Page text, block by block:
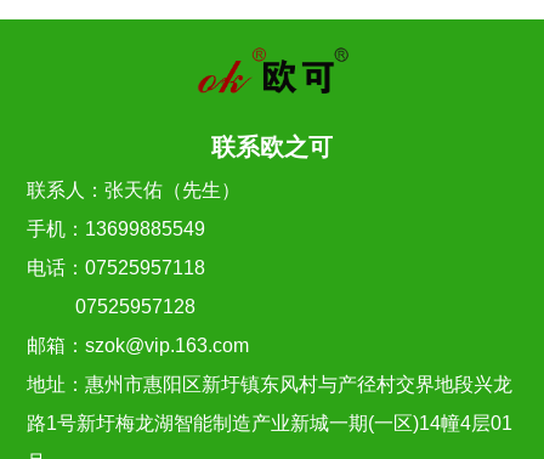
联系欧之可
联系人：张天佑（先生）
手机：13699885549
电话：07525957118
07525957128
邮箱：szok@vip.163.com
地址：惠州市惠阳区新圩镇东风村与产径村交界地段兴龙
路1号新圩梅龙湖智能制造产业新城一期(一区)14幢4层01